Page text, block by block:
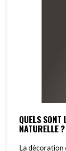
QUELS SONT
NATURELLE ?
La décoration